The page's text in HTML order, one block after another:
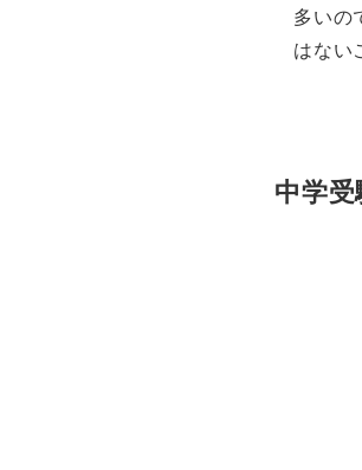
多いの
はない
中学